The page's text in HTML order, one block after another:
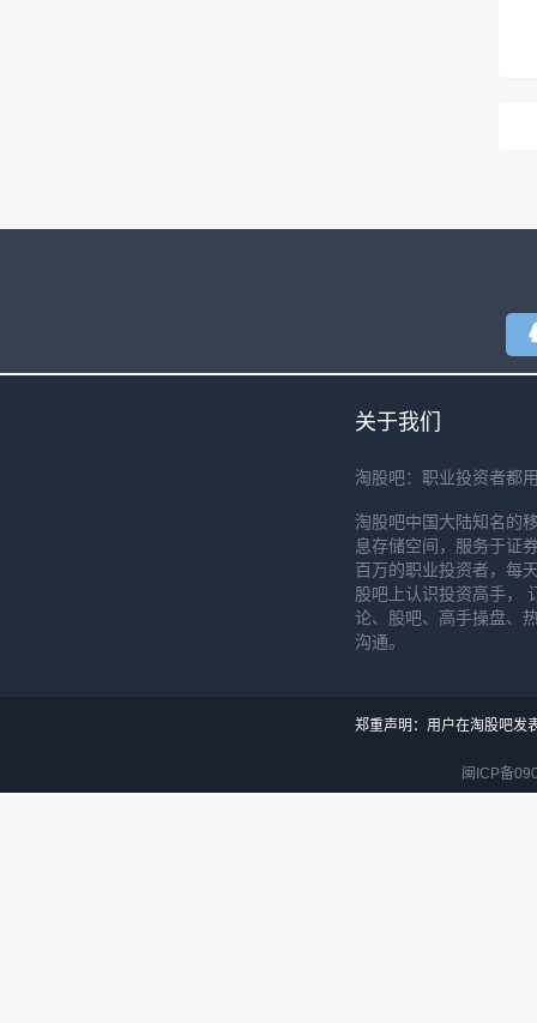
关于我们
淘股吧：职业投资者都
淘股吧中国大陆知名的
息存储空间，服务于证
百万的职业投资者，每
股吧上认识投资高手，
论、股吧、高手操盘、
沟通。
郑重声明：用户在淘股吧发
闽ICP备